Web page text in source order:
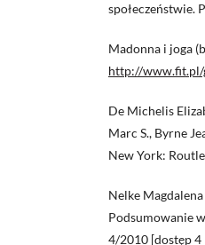
społeczeństwie.
Madonna i joga
http://www.fit.pl/
De Michelis
Marc S., Byrne
New York:
Nelke
Podsumowanie
4/2010 [dostęp